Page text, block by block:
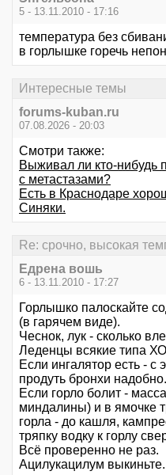
5 - 13.11.2010 - 17:16
температура без
в горлышке горечь
Интересные темы
forums-kuban.ru
07.08.2026 - 20:03
Смотри также:
Выживал ли кто-нибудь
с метастазами?
Есть в Краснодаре
Синяки.
Re: срочно, высокая
Едрена вошь
6 - 13.11.2010 - 17:27
Горлышко палоскайте
(в гарячем виде).
Чеснок, лук - сколько
Леденцы всякие типа
Если ингалятор есть -
продуть бронхи надобно.
Если горло болит -
миндалины) и в ямочке
горла - до кашля,
тряпку водку к горлу
Всё проверенно не раз.
Ацилукацилум выкиньте.